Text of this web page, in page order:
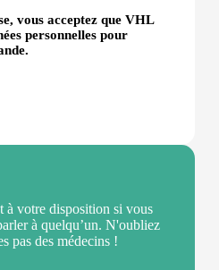
vous acceptez que VHL
personnelles pour
à votre disposition si vous
à quelqu’un. N'oubliez
pas des médecins !